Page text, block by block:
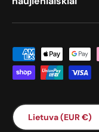
Priimami mokėjimo
Šalis / Regionas
Lietuva (EUR €)